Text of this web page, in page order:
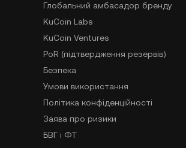
Глобальний амбасадор бренду
KuCoin Labs
KuCoin Ventures
PoR (підтвердження резервів)
Безпека
Умови використання
Політика конфіденційності
Заява про ризики
БВГ і ФТ